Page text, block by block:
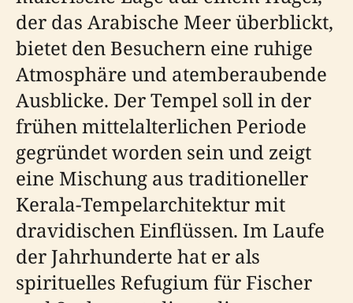
der das Arabische Meer überblickt,
bietet den Besuchern eine ruhige
Atmosphäre und atemberaubende
Ausblicke. Der Tempel soll in der
frühen mittelalterlichen Periode
gegründet worden sein und zeigt
eine Mischung aus traditioneller
Kerala-Tempelarchitektur mit
dravidischen Einflüssen. Im Laufe
der Jahrhunderte hat er als
spirituelles Refugium für Fischer